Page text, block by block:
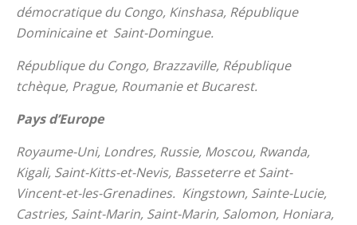
démocratique du Congo, Kinshasa, République
Dominicaine et Saint-Domingue.
République du Congo, Brazzaville, République
tchèque, Prague, Roumanie et Bucarest.
Pays d’Europe
Royaume-Uni, Londres, Russie, Moscou, Rwanda,
Kigali, Saint-Kitts-et-Nevis, Basseterre et Saint-
Vincent-et-les-Grenadines. Kingstown, Sainte-Lucie,
Castries, Saint-Marin, Saint-Marin, Salomon, Honiara,